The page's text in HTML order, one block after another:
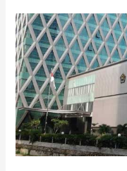
Tanpa
Sertifikasi,
Kemenag
Cabut
Izin
11
Penyelenggara
Umrah